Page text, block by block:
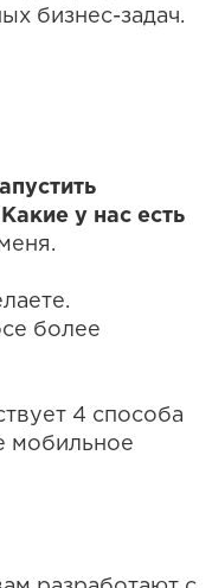
бизнес-задач.
у нас есть
более
4 способа
мобильное